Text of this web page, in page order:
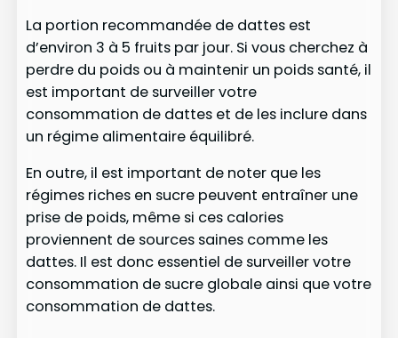
La portion recommandée de dattes est
d’environ 3 à 5 fruits par jour. Si vous cherchez à
perdre du poids ou à maintenir un poids santé, il
est important de surveiller votre
consommation de dattes et de les inclure dans
un régime alimentaire équilibré.
En outre, il est important de noter que les
régimes riches en sucre peuvent entraîner une
prise de poids, même si ces calories
proviennent de sources saines comme les
dattes. Il est donc essentiel de surveiller votre
consommation de sucre globale ainsi que votre
consommation de dattes.